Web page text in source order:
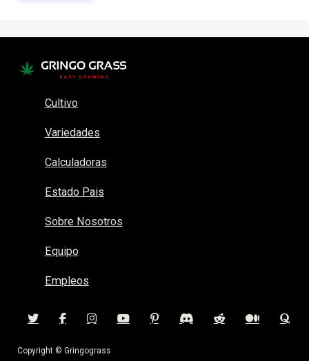
Cultivo
Variedades
Calculadoras
Estado Pais
Sobre Nosotros
Equipo
Empleos
Copyright © Gringograss